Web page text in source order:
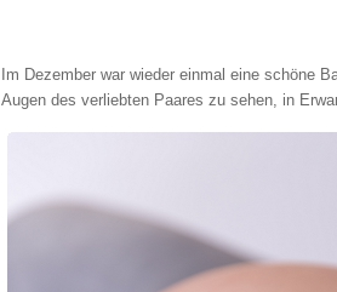
Im Dezember war wieder einmal eine schöne
Augen des verliebten Paares zu sehen, in